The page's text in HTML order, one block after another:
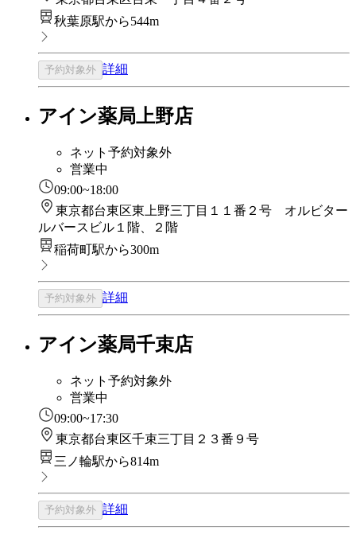
秋葉原駅から544m
予約対象外 詳細
アイン薬局上野店
ネット予約対象外
営業中
09:00~18:00
東京都台東区東上野三丁目１１番２号 オルビター
ルバースビル１階、２階
稲荷町駅から300m
予約対象外 詳細
アイン薬局千束店
ネット予約対象外
営業中
09:00~17:30
東京都台東区千束三丁目２３番９号
三ノ輪駅から814m
予約対象外 詳細